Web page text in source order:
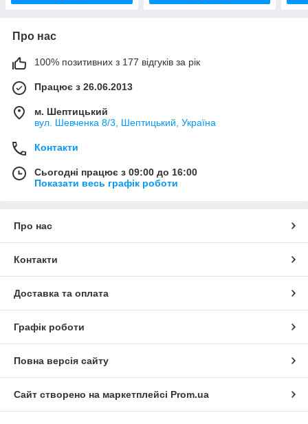
Про нас
100% позитивних з 177 відгуків за рік
Працює з 26.06.2013
м. Шептицький
вул. Шевченка 8/3, Шептицький, Україна
Контакти
Сьогодні працює з 09:00 до 16:00
Показати весь графік роботи
Про нас
Контакти
Доставка та оплата
Графік роботи
Повна версія сайту
Сайт створено на маркетплейсі Prom.ua